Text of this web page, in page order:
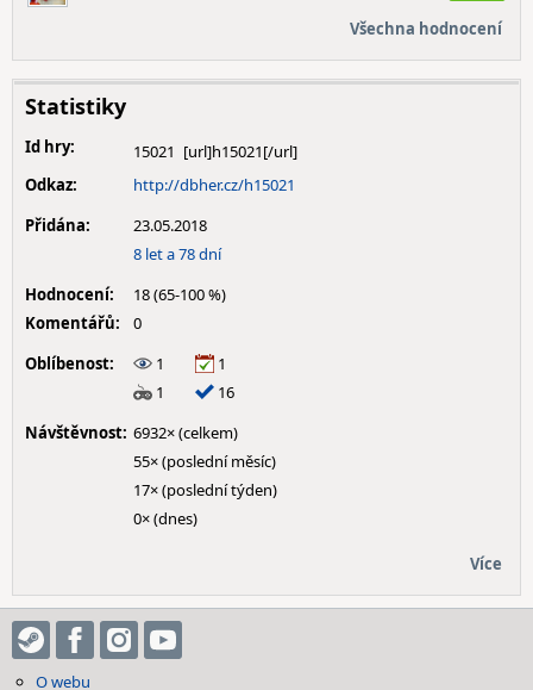
Všechna hodnocení
Statistiky
Id hry:
15021
Odkaz:
http://dbher.cz/h15021
Přidána:
23.05.2018
8 let a 78 dní
Hodnocení:
18 (65-100 %)
Komentářů:
0
Oblíbenost:
1
1
1
16
Návštěvnost: 6932× (celkem)
55× (poslední měsíc)
17× (poslední týden)
0× (dnes)
Více
O webu